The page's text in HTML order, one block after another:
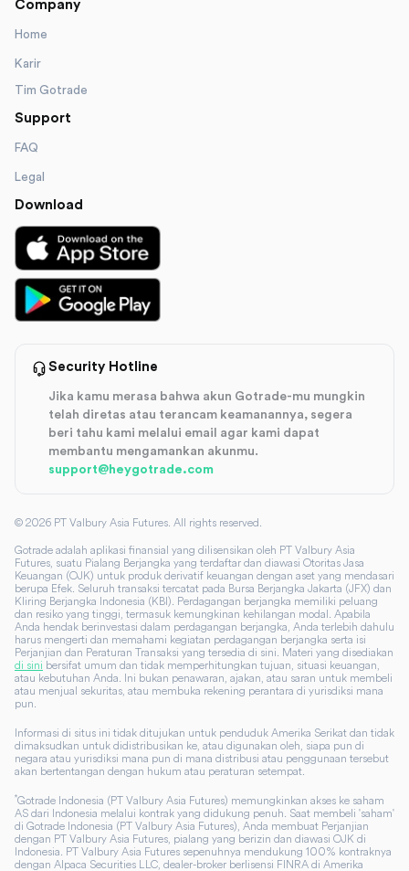
Company
Home
Karir
Tim Gotrade
Support
FAQ
Legal
Download
Security Hotline
Jika kamu merasa bahwa akun Gotrade-mu mungkin
telah diretas atau terancam keamanannya, segera
beri tahu kami melalui email agar kami dapat
membantu mengamankan akunmu.
support@heygotrade.com
© 2026 PT Valbury Asia Futures. All rights reserved.
Gotrade adalah aplikasi finansial yang dilisensikan oleh PT Valbury Asia
Futures, suatu Pialang Berjangka yang terdaftar dan diawasi Otoritas Jasa
Keuangan (OJK) untuk produk derivatif keuangan dengan aset yang mendasari
berupa Efek. Seluruh transaksi tercatat pada Bursa Berjangka Jakarta (JFX) dan
Kliring Berjangka Indonesia (KBI). Perdagangan berjangka memiliki peluang
dan resiko yang tinggi, termasuk kemungkinan kehilangan modal. Apabila
Anda hendak berinvestasi dalam perdagangan berjangka, Anda terlebih dahulu
harus mengerti dan memahami kegiatan perdagangan berjangka serta isi
Perjanjian dan Peraturan Transaksi yang tersedia di sini. Materi yang disediakan
di sini bersifat umum dan tidak memperhitungkan tujuan, situasi keuangan,
atau kebutuhan Anda. Ini bukan penawaran, ajakan, atau saran untuk membeli
atau menjual sekuritas, atau membuka rekening perantara di yurisdiksi mana
pun.
Informasi di situs ini tidak ditujukan untuk penduduk Amerika Serikat dan tidak
dimaksudkan untuk didistribusikan ke, atau digunakan oleh, siapa pun di
negara atau yurisdiksi mana pun di mana distribusi atau penggunaan tersebut
akan bertentangan dengan hukum atau peraturan setempat.
*Gotrade Indonesia (PT Valbury Asia Futures) memungkinkan akses ke saham
AS dari Indonesia melalui kontrak yang didukung penuh. Saat membeli 'saham'
di Gotrade Indonesia (PT Valbury Asia Futures), Anda membuat Perjanjian
dengan PT Valbury Asia Futures, pialang yang berizin dan diawasi OJK di
Indonesia. PT Valbury Asia Futures sepenuhnya mendukung 100% kontraknya
dengan Alpaca Securities LLC, dealer-broker berlisensi FINRA di Amerika